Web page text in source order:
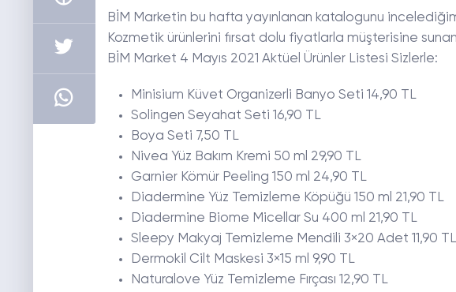
BİM Marketin bu hafta yayınlanan katalogunu
Kozmetik ürünlerini fırsat dolu fiyatlarla müşterisine
BİM Market 4 Mayıs 2021 Aktüel Ürünler Listesi Sizlerle:
Minisium Küvet Organizerli Banyo Seti 14,90 TL
Solingen Seyahat Seti 16,90 TL
Boya Seti 7,50 TL
Nivea Yüz Bakım Kremi 50 ml 29,90 TL
Garnier Kömür Peeling 150 ml 24,90 TL
Diadermine Yüz Temizleme Köpüğü 150 ml 21,90 TL
Diadermine Biome Micellar Su 400 ml 21,90 TL
Sleepy Makyaj Temizleme Mendili 3×20 Adet 11,90 TL
Dermokil Cilt Maskesi 3×15 ml 9,90 TL
Naturalove Yüz Temizleme Fırçası 12,90 TL